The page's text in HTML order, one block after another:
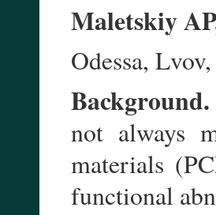
Maletskiy
Odessa,
Background.
not always
materials
functional